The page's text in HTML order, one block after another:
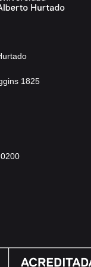
1825